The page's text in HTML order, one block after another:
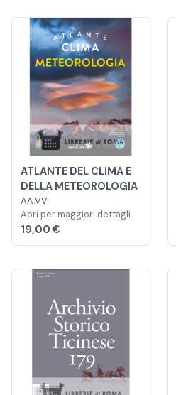
ATLANTE DEL CLIMA E
DELLA METEOROLOGIA
AA.VV.
Apri per maggiori dettagli
19,00 €